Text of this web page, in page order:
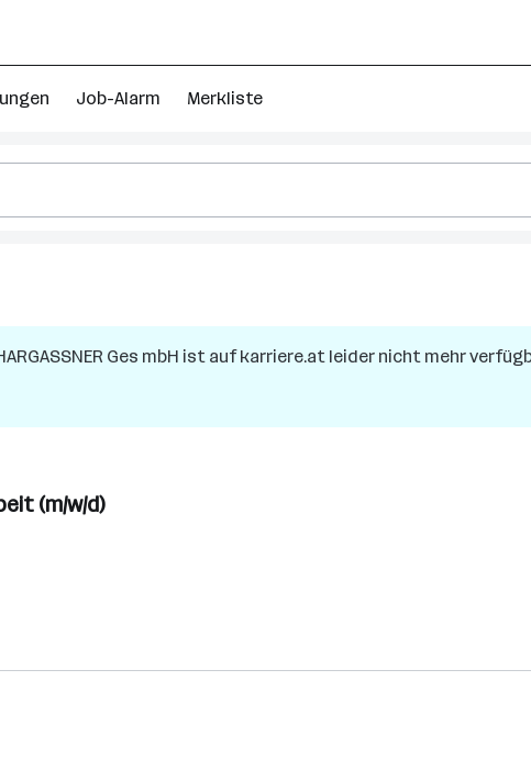
Job-Alarm Merkliste
Ges mbH ist auf karriere.at leider nicht mehr
(m/w/d)